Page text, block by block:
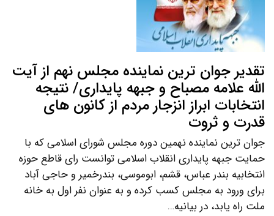
تقدیر جوان ترین نماینده مجلس نهم از آیت
الله علامه مصباح و جبهه پایداری/ نتیجه
انتخابات ابراز انزجار مردم از کانون های
قدرت و ثروت
جوان ترین نماینده نهمین دوره مجلس شورای اسلامی که با
حمایت جبهه پایداری انقلاب اسلامی توانست رای قاطع حوزه
انتخابیه بندر عباس، قشم، ابوموسی، بندرخمیر و حاجی آباد
برای ورود به مجلس کسب کرده و به عنوان نفر اول به خانه
ملت راه یابد، در بیانیه…